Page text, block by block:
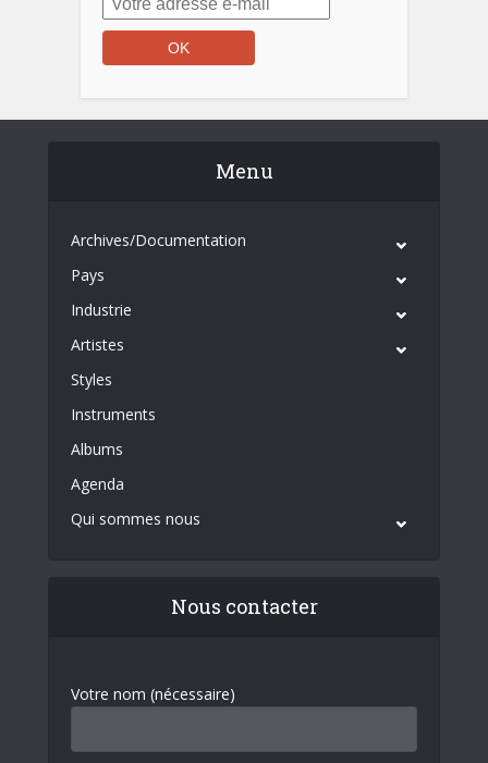
Menu
Archives/Documentation
Pays
Industrie
Artistes
Styles
Instruments
Albums
Agenda
Qui sommes nous
Nous contacter
Votre nom (nécessaire)